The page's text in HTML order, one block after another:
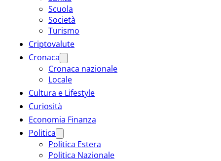
Scuola
Società
Turismo
Criptovalute
Cronaca
Cronaca nazionale
Locale
Cultura e Lifestyle
Curiosità
Economia Finanza
Politica
Politica Estera
Politica Nazionale